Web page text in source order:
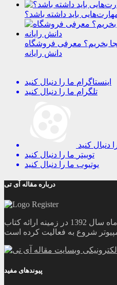
باید داشته باشد؟
بخریم؟ معرفی فروشگاه
دانش رایانه
اینستاگرام ما را دنبال کنید
تلگرام ما را دنبال کنید
دنبال کنید
توییتر ما را دنبال کنید
یوتیوب ما را دنبال کنید
درباره مقاله آی تی
وبسایت مقاله آی تی از آبان ماه سال 1392 در زمینه ارائه کتاب
پیوندهای مفید